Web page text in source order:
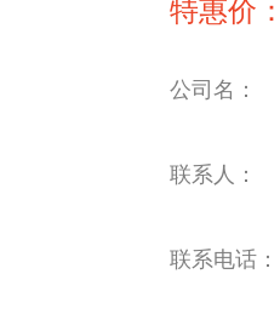
特惠价：
公司名：
联系人：
联系电话：